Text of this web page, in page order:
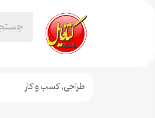
طراحی,کسب و کار